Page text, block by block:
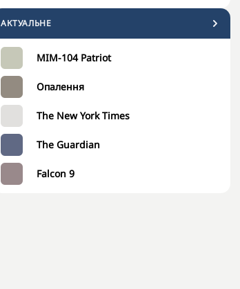
АКТУАЛЬНЕ
MIM-104 Patriot
Опалення
The New York Times
The Guardian
Falcon 9